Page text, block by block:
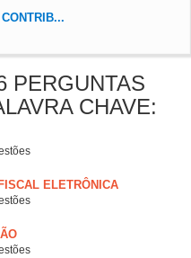
PERGUNTAS
CHAVE:
ELETRÔNICA